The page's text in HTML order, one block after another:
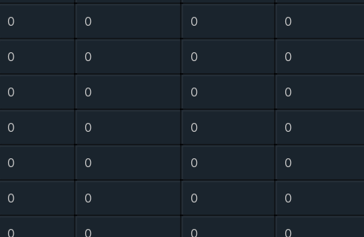
0 0 0 0
0 0 0 0
0 0 0 0
0 0 0 0
0 0 0 0
0 0 0 0
0 0 0 0